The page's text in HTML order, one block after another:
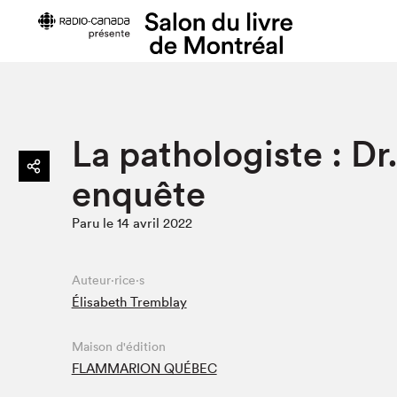
Horaires et tarifs
Plan du Salon
Se rendre au Salon
Code de conduite
Projets partenaires
La pathologiste :
enquête
Paru le 14 avril 2022
Auteur·rice·s
Élisabeth Tremblay
Maison d'édition
FLAMMARION QUÉBEC